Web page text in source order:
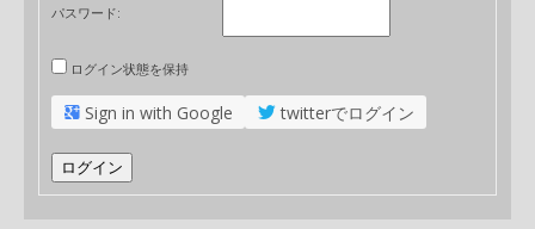
パスワード:
ログイン状態を保持
Sign in with Google twitterでログイン
ログイン